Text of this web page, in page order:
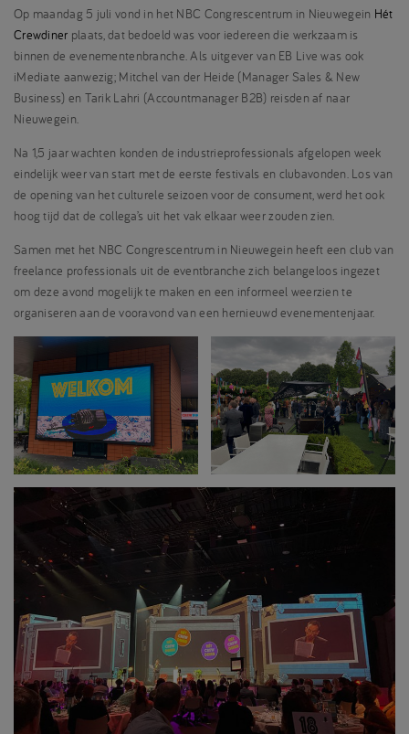
Op maandag 5 juli vond in het NBC Congrescentrum in Nieuwegein Hét
Crewdiner plaats, dat bedoeld was voor iedereen die werkzaam is
binnen de evenementenbranche. Als uitgever van EB Live was ook
iMediate aanwezig; Mitchel van der Heide (Manager Sales & New
Business) en Tarik Lahri (Accountmanager B2B) reisden af naar
Nieuwegein.
Na 1,5 jaar wachten konden de industrieprofessionals afgelopen week
eindelijk weer van start met de eerste festivals en clubavonden. Los van
de opening van het culturele seizoen voor de consument, werd het ook
hoog tijd dat de collega’s uit het vak elkaar weer zouden zien.
Samen met het NBC Congrescentrum in Nieuwegein heeft een club van
freelance professionals uit de eventbranche zich belangeloos ingezet
om deze avond mogelijk te maken en een informeel weerzien te
organiseren aan de vooravond van een hernieuwd evenementenjaar.